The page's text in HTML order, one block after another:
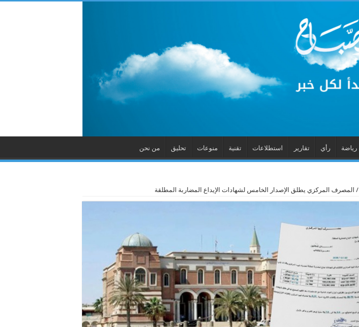
رياضة رأي تقارير استطلاعات تقنية منوعات تحليق من نحن
/ المصرف المركزي يطلق الإصدار الخامس لشهادات الإيداع المضاربة المطلقة